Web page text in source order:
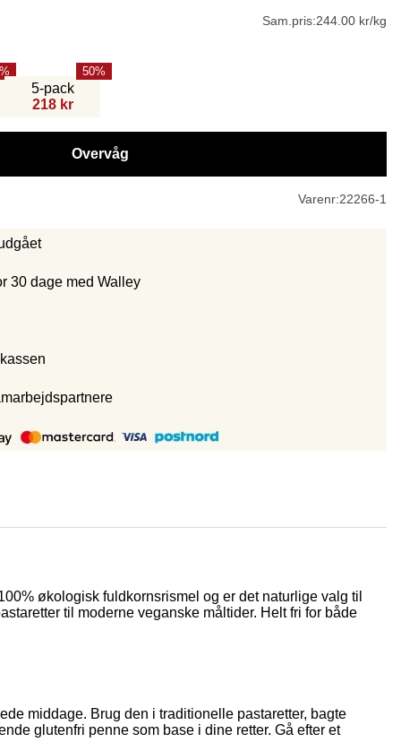
Sam.pris:244.00 kr/kg
5-pack
218 kr
50
Overvåg
Varenr:22266-1
30 dage med Walley
økologisk fuldkornsrismel og er det naturlige valg til
til moderne veganske måltider. Helt fri for både
middage. Brug den i traditionelle pastaretter, bagte
glutenfri penne som base i dine retter. Gå efter et